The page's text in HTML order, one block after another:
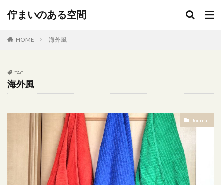
佇まいのある空間
HOME 海外風
TAG
海外風
Journal
タグ
ＩＫＥＡ
JA直売所
NATUZZI
popIn Aladdin X2 Plus
ｓｔｕｄｉｏｍ’
Umbra
ｗｏｏｄ
アート
アイアンオブジェ
イタリアレザー
イメチェン
インダストリアル
インテリア ゴミ箱 セネガルバスケット